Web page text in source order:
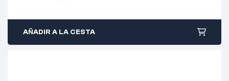
AÑADIR A LA CESTA